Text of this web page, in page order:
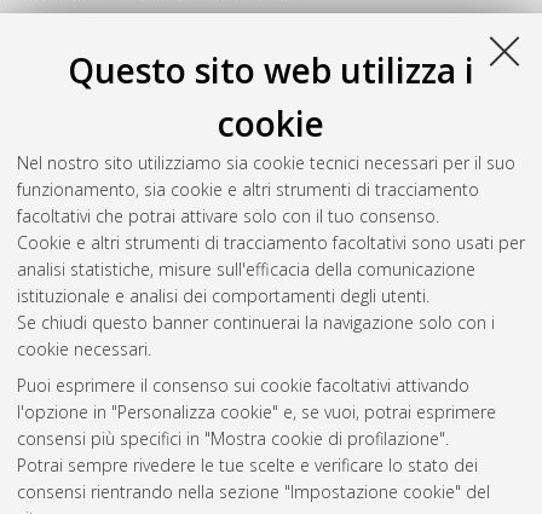
Questo sito web utilizza i
cookie
Nel nostro sito utilizziamo sia cookie tecnici necessari per il suo
funzionamento, sia cookie e altri strumenti di tracciamento
facoltativi che potrai attivare solo con il tuo consenso.
Cookie e altri strumenti di tracciamento facoltativi sono usati per
analisi statistiche, misure sull'efficacia della comunicazione
istituzionale e analisi dei comportamenti degli utenti.
Se chiudi questo banner continuerai la navigazione solo con i
cookie necessari.
Puoi esprimere il consenso sui cookie facoltativi attivando
l'opzione in "Personalizza cookie" e, se vuoi, potrai esprimere
consensi più specifici in "Mostra cookie di profilazione".
Potrai sempre rivedere le tue scelte e verificare lo stato dei
consensi rientrando nella sezione "Impostazione cookie" del
Studio morfologico e morfometrico
della stratigrafia di parete dell'apparato gastroenterico di
coniglio: aspetti comparativi tra l'esame anatomico
microscopico e l'indagine ultrasonografica "in-vivo" ed "ex-
, [Dissertation thesis], Alma Mater Studiorum Università di
Bologna. Dottorato di ricerca inScienze veterinarie , 31 Ciclo.
DOI 10.48676/unibo/amsdottorato/8747.
Questa lista e' stata generata il Thu Aug 6 20:41:27 2026
Atom
Rss 1.0
Rss 2.0